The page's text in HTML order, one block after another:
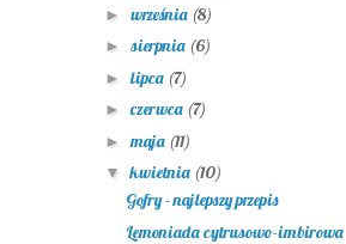
► września (8)
► sierpnia (6)
► lipca (7)
►czerwca (7)
► maja (11)
▼kwietnia (10)
Gofry - najlepszy przepis
Lemoniada cytrusowo-imbirowa